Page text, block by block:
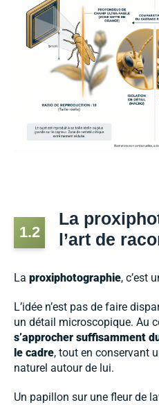
1.2
La
l’art de
La proxiphotographie, c’est
L’idée n’est pas de faire
un détail microscopique. Au
s’approcher suffisamment
le cadre, tout en conservant
naturel autour de lui.
Un papillon sur une fleur de